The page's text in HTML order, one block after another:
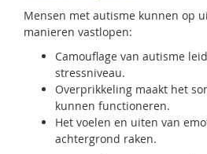
Mensen met autisme kunnen op
manieren vastlopen:
Camouflage van autisme
stressniveau.
Overprikkeling maakt het
kunnen functioneren.
Het voelen en uiten van
achtergrond raken.